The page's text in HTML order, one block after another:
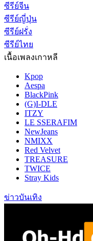
ซีรีย์จีน
ซีรีย์ญี่ปุ่น
ซีรีย์ฝรั่ง
ซีรีย์ไทย
เนื้อเพลงเกาหลี
Kpop
Aespa
BlackPink
(G)I-DLE
ITZY
LE SSERAFIM
NewJeans
NMIXX
Red Velvet
TREASURE
TWICE
Stray Kids
ข่าวบันเทิง